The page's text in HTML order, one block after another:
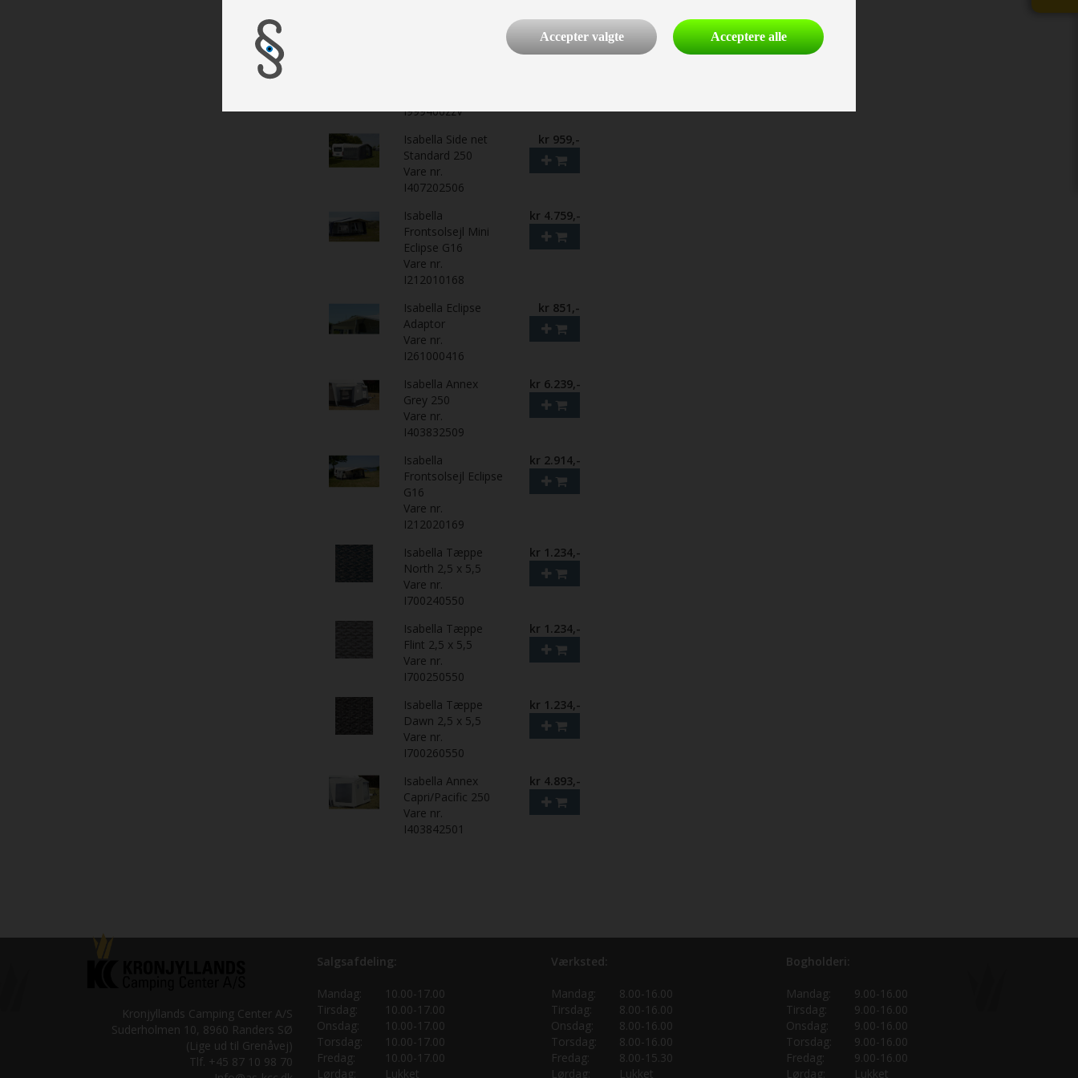
I999400zzV
Isabella Side net
Standard 250
Vare nr.
I407202506
kr 959,-
Isabella
Frontsolsejl Mini
Eclipse G16
Vare nr.
I212010168
kr 4.759,-
Isabella Eclipse
Adaptor
Vare nr.
I261000416
kr 851,-
Isabella Annex
Grey 250
Vare nr.
I403832509
kr 6.239,-
Isabella
Frontsolsejl Eclipse
G16
Vare nr.
I212020169
kr 2.914,-
Isabella Tæppe
North 2,5 x 5,5
Vare nr.
I700240550
kr 1.234,-
Isabella Tæppe
Flint 2,5 x 5,5
Vare nr.
I700250550
kr 1.234,-
Isabella Tæppe
Dawn 2,5 x 5,5
Vare nr.
I700260550
kr 1.234,-
Isabella Annex
Capri/Pacific 250
Vare nr.
I403842501
kr 4.893,-
Kronjyllands Camping Center A/S
Suderholmen 10, 8960 Randers SØ
(Lige ud til Grenåvej)
Tlf. +45 87 10 98 70
Salgsafdeling:
Mandag:
10.00-17.00
Tirsdag:
10.00-17.00
Onsdag:
10.00-17.00
Torsdag:
10.00-17.00
Fredag:
10.00-17.00
Lørdag:
Lukket
Værksted:
Mandag:
8.00-16.00
Tirsdag:
8.00-16.00
Onsdag:
8.00-16.00
Torsdag:
8.00-16.00
Fredag:
8.00-15.30
Lørdag:
Lukket
Bogholderi:
Mandag:
9.00-16.00
Tirsdag:
9.00-16.00
Onsdag:
9.00-16.00
Torsdag:
9.00-16.00
Fredag:
9.00-16.00
Lørdag:
Lukket
Accepter valgte Acceptere alle